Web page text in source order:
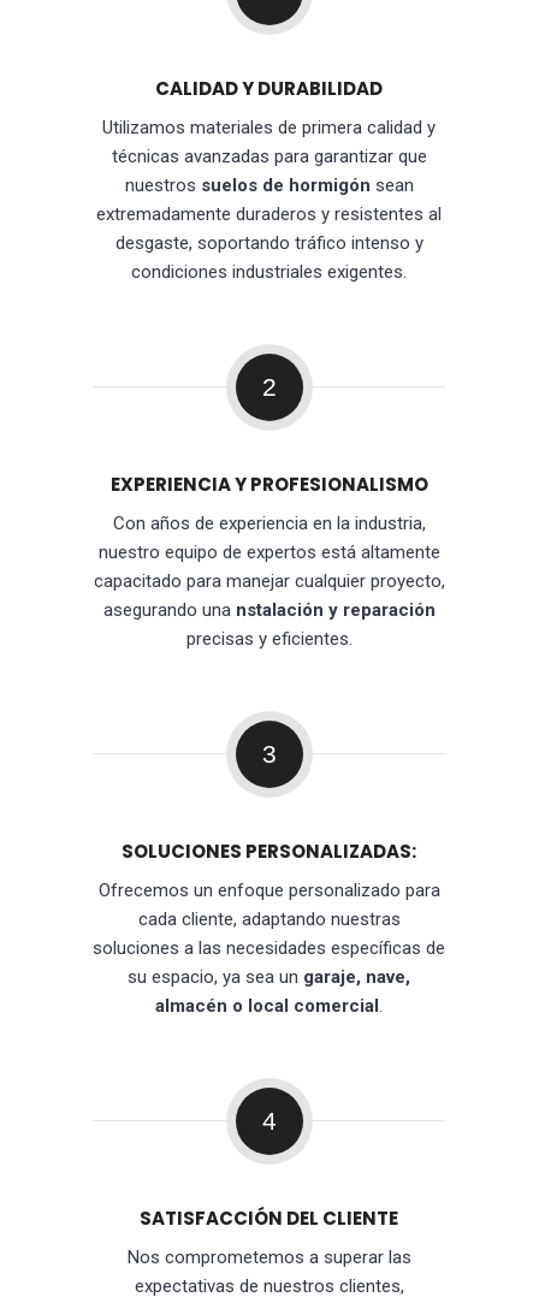
CALIDAD Y DURABILIDAD
Utilizamos materiales de primera calidad y
técnicas avanzadas para garantizar que
nuestros suelos de hormigón sean
extremadamente duraderos y resistentes al
desgaste, soportando tráfico intenso y
condiciones industriales exigentes.
2
EXPERIENCIA Y PROFESIONALISMO
Con años de experiencia en la industria,
nuestro equipo de expertos está altamente
capacitado para manejar cualquier proyecto,
asegurando una nstalación y reparación
precisas y eficientes.
3
SOLUCIONES PERSONALIZADAS:
Ofrecemos un enfoque personalizado para
cada cliente, adaptando nuestras
soluciones a las necesidades específicas de
su espacio, ya sea un garaje, nave,
almacén o local comercial.
4
SATISFACCIÓN DEL CLIENTE
Nos comprometemos a superar las
expectativas de nuestros clientes,